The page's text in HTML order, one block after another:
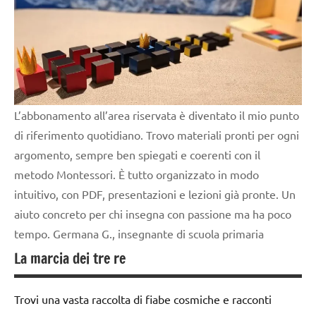
scienze:
TUTTI GLI
ARGOMENTI
PER ETA'
TUTTI GLI
ARTICOLI
L’abbonamento all’area riservata è diventato il mio punto
di riferimento quotidiano. Trovo materiali pronti per ogni
argomento, sempre ben spiegati e coerenti con il
metodo Montessori. È tutto organizzato in modo
intuitivo, con PDF, presentazioni e lezioni già pronte. Un
aiuto concreto per chi insegna con passione ma ha poco
tempo. Germana G., insegnante di scuola primaria
La marcia dei tre re
Trovi una vasta raccolta di fiabe cosmiche e racconti